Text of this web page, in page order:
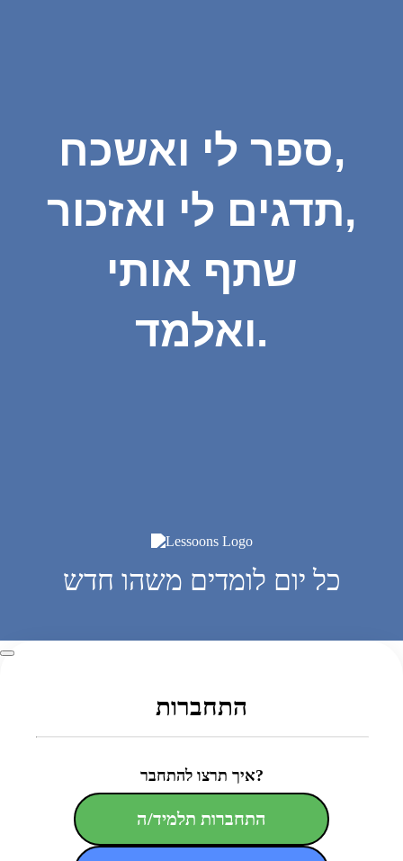
ספר לי ואשכח,
תדגים לי ואזכור,
שתף אותי
ואלמד.
כל יום לומדים משהו חדש
התחברות
איך תרצו להתחבר?
התחברות תלמיד/ה